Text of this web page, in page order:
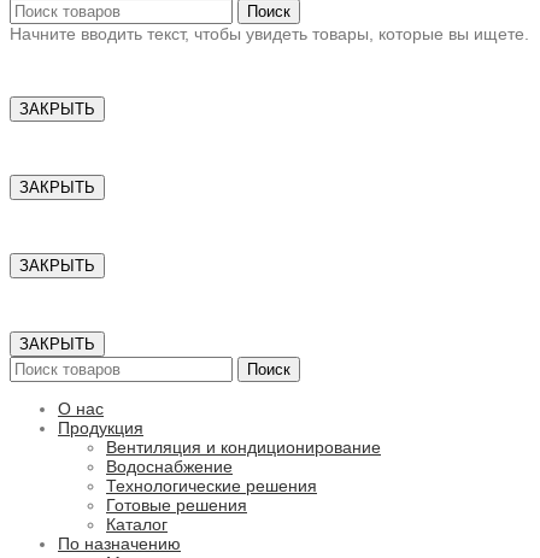
Поиск
Начните вводить текст, чтобы увидеть товары, которые вы ищете.
ЗАКРЫТЬ
ЗАКРЫТЬ
ЗАКРЫТЬ
ЗАКРЫТЬ
Поиск
О нас
Продукция
Вентиляция и кондиционирование
Водоснабжение
Технологические решения
Готовые решения
Каталог
По назначению